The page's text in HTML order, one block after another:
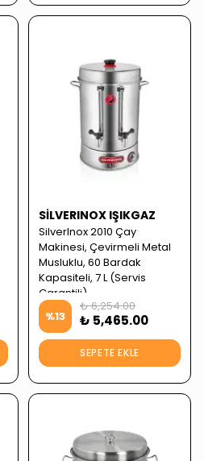
SILVERINOX IŞIKGAZ
SilverInox 2010 Çay
Makinesi, Çevirmeli Metal
Musluklu, 60 Bardak
Kapasiteli, 7 L (Servis
Garantili)
%13
₺ 6,254.00
₺ 5,465.00
SEPETE EKLE